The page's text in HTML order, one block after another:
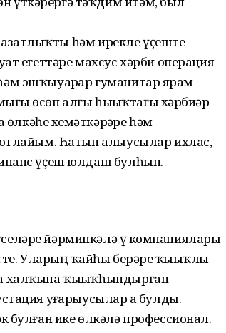
азатлыҡты һәм ирекле үҫеште
егеттәре махсус хәрби операция
эшҡыуарҙар гуманитар ярҙам
өсөн алғы һыҙыҡтағы хәрбиҙәр
хеҙмәткәрҙәре һәм
Һатып алыусылар ихлас,
үҫеш юлдаш булһын.
йәрминкәлә үҙ компаниялары
Уларҙың ҡайһы берҙәре ҡыҙыҡлы
халҡына ҡыҙыҡһындырған
уҙғарыусылар ҙа булды.
булған ике өлкәлә профессионал.